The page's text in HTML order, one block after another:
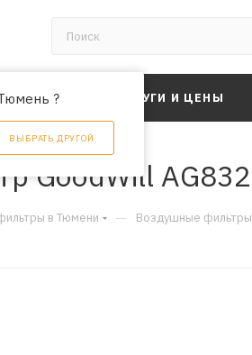
?
ВЫБРАТЬ ДРУГОЙ
УСЛУГИ И ЦЕНЫ
GoodWill AG832
в Тюмени — Воздушные фильтры